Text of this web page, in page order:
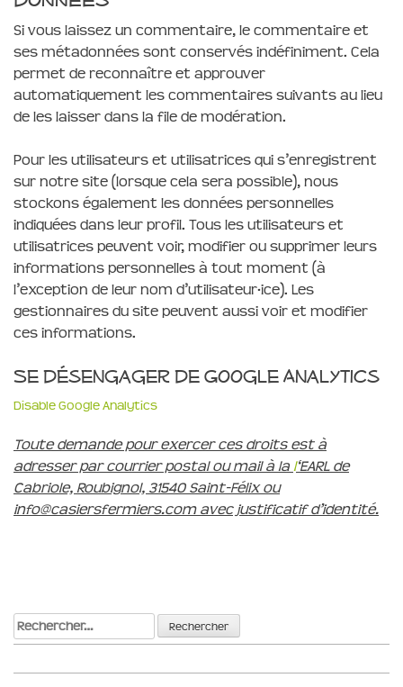
Si vous laissez un commentaire, le commentaire et
ses métadonnées sont conservés indéfiniment. Cela
permet de reconnaître et approuver
automatiquement les commentaires suivants au lieu
de les laisser dans la file de modération.
Pour les utilisateurs et utilisatrices qui s’enregistrent
sur notre site (lorsque cela sera possible), nous
stockons également les données personnelles
indiquées dans leur profil. Tous les utilisateurs et
utilisatrices peuvent voir, modifier ou supprimer leurs
informations personnelles à tout moment (à
l’exception de leur nom d’utilisateur·ice). Les
gestionnaires du site peuvent aussi voir et modifier
ces informations.
Se désengager de Google Analytics
Disable Google Analytics
Toute demande pour exercer ces droits est à
adresser par courrier postal ou mail à la l‘EARL de
Cabriole, Roubignol, 31540 Saint-Félix ou
info@casiersfermiers.com avec justificatif d’identité.
Rechercher :